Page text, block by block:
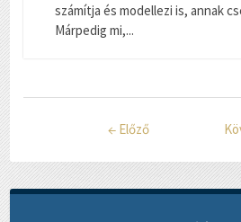
számítja és modellezi is, annak
Márpedig mi,...
← Előző